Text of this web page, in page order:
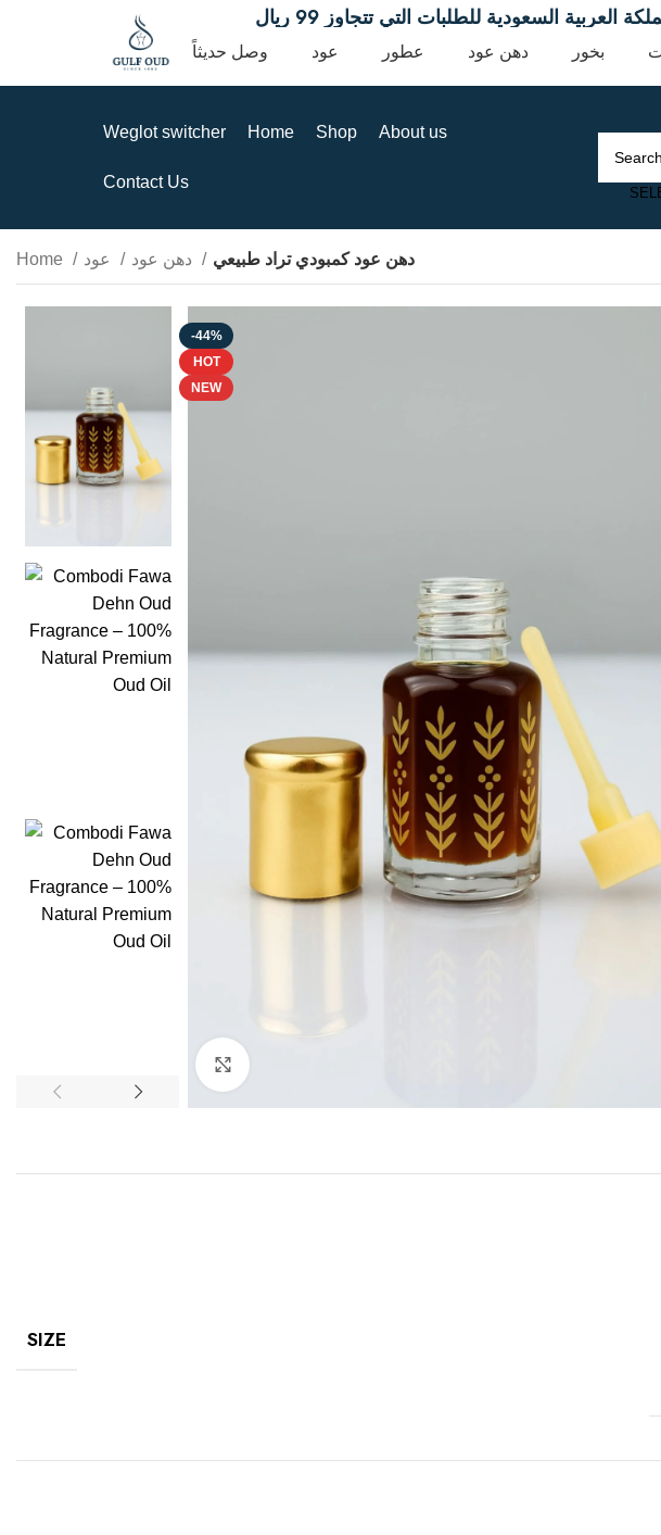
المملكة العربية السعودية للطلبات التي تتجاوز 99 ريال
وصل حديثاً عود عطور دهن عود بخور
Weglot switcher Home Shop About us
Contact Us
Home دهن عود كمبودي تراد طبيعي
-44%
HOT
NEW
SIZE